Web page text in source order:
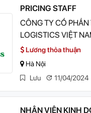
PRICING STAFF
CÔNG TY CỔ PHẦN
LOGISTICS VIỆT
Lương thỏa thuận
Hà Nội
Lưu
11/04/2024
NHÂN VIÊN KINH